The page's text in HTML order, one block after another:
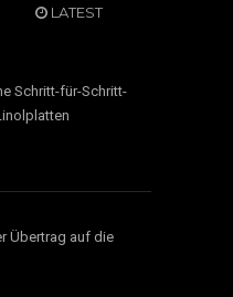
LATEST
Schritt-für-Schritt-
Übertrag auf die